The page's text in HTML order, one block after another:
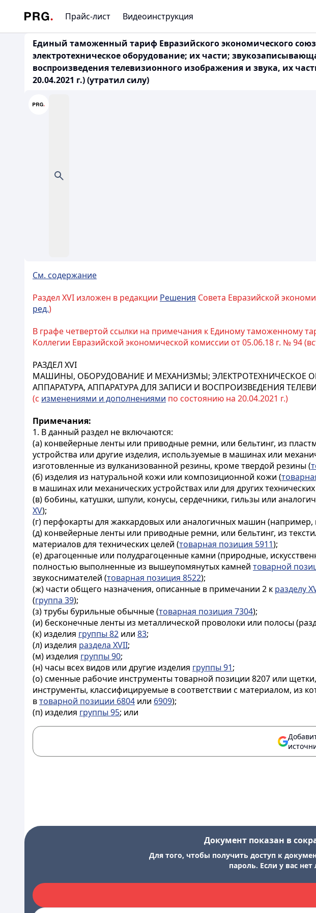
Прайс-лист Видеоинструкция
Единый таможенный тариф Евразийского экономического
электротехническое оборудование; их части;
воспроизведения телевизионного изображения и звука, их
20.04.2021 г.) (утратил силу)
См. содержание
Раздел XVI изложен в редакции Решения Совета Евразийской
ред.)
В графе четвертой ссылки на примечания к Единому таможенному
Коллегии Евразийской экономической комиссии от 05.06.18 г. № 94
РАЗДЕЛ XVI
МАШИНЫ, ОБОРУДОВАНИЕ И МЕХАНИЗМЫ; ЭЛЕКТРОТЕХНИЧЕСКОЕ
АППАРАТУРА, АППАРАТУРА ДЛЯ ЗАПИСИ И ВОСПРОИЗВЕДЕНИЯ
(с изменениями и дополнениями по состоянию на 20.04.2021 г.)
Примечания:
1. В данный раздел не включаются:
(а) конвейерные ленты или приводные ремни, или бельтинг, из
устройства или другие изделия, используемые в машинах или
изготовленные из вулканизованной резины, кроме твердой резины (
(б) изделия из натуральной кожи или композиционной кожи (
в машинах или механических устройствах или для других
(в) бобины, катушки, шпули, конусы, сердечники, гильзы или
XV);
(г) перфокарты для жаккардовых или аналогичных машин (например,
(д) конвейерные ленты или приводные ремни, или бельтинг, из
материалов для технических целей (товарная позиция 5911);
(е) драгоценные или полудрагоценные камни (природные,
полностью выполненные из вышеупомянутых камней товарной
звукоснимателей (товарная позиция 8522);
(ж) части общего назначения, описанные в примечании 2 к разделу
(группа 39);
(з) трубы бурильные обычные (товарная позиция 7304);
(и) бесконечные ленты из металлической проволоки или полосы
(к) изделия группы 82 или 83;
(л) изделия раздела XVII;
(м) изделия группы 90;
(н) часы всех видов или другие изделия группы 91;
(о) сменные рабочие инструменты товарной позиции 8207 или
инструменты, классифицируемые в соответствии с материалом, из
втоварной позиции 6804 или 6909);
(п) изделия группы 95; или
Документ показан в
Для того, чтобы получить доступ к
пароль. Если у вас